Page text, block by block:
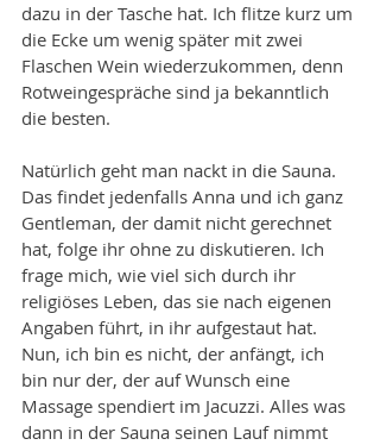
dazu in der Tasche hat. Ich flitze kurz um
die Ecke um wenig später mit zwei
Flaschen Wein wiederzukommen, denn
Rotweingespräche sind ja bekanntlich
die besten.
Natürlich geht man nackt in die Sauna.
Das findet jedenfalls Anna und ich ganz
Gentleman, der damit nicht gerechnet
hat, folge ihr ohne zu diskutieren. Ich
frage mich, wie viel sich durch ihr
religiöses Leben, das sie nach eigenen
Angaben führt, in ihr aufgestaut hat.
Nun, ich bin es nicht, der anfängt, ich
bin nur der, der auf Wunsch eine
Massage spendiert im Jacuzzi. Alles was
dann in der Sauna seinen Lauf nimmt